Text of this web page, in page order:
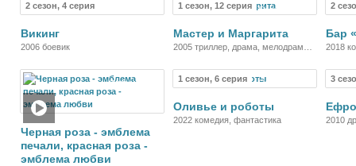
2 сезон, 4 серия
Викинг
2006 боевик
1 сезон, 12 серия Сериал
Мастер и Маргарита
2005 триллер, драма, мелодрама,
2
Бар
2018
Фильм
Черная роза - эмблема
печали, красная роза -
эмблема любви
1 сезон, 6 серия Сериал
Оливье и роботы
2022 комедия, фантастика
3
2010